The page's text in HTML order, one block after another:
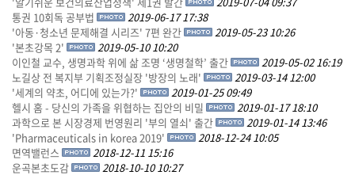
통권 10회독 공부법
2019-06-17 17:38
'아동·청소년 문제해결 시리즈' 7편 완간
2019-05-23 10:26
'본초강목 2'
2019-05-10 10:20
이인철 교수, 생명과학 위에 삶 조명 ‘생명철학’ 출간
2019-05-02 16:19
노길상 전 복지부 기획조정실장 '방장의 노래'
2019-03-14 12:00
'세계의 약초, 어디에 있는가?'
2019-01-25 09:49
헬시 홈 - 당신의 가족을 위협하는 집안의 비밀
2019-01-17 18:10
과학으로 본 시장경제 번영원리 '부의 열쇠' 출간
2019-01-14 13:46
'Pharmaceuticals in korea 2019'
2018-12-24 10:05
면역밸런스
2018-12-11 15:16
운곡본초도감
2018-10-10 10:27